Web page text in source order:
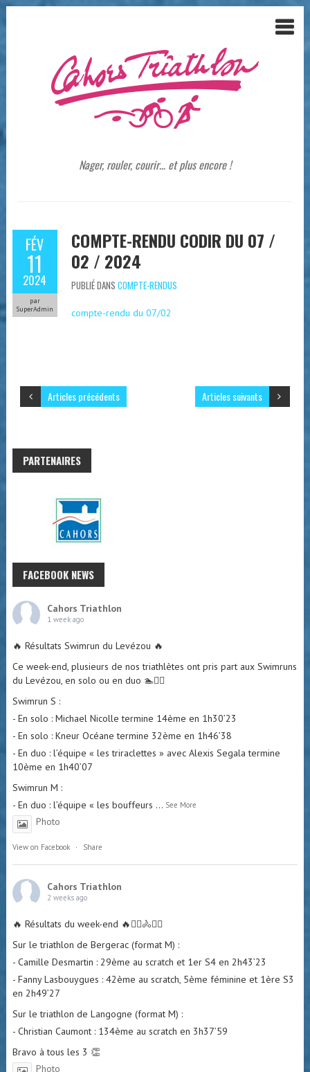
Nager, rouler, courir… et plus encore !
FÉV
11
2024
par
SuperAdmin
COMPTE-RENDU CODIR DU 07 /
02 / 2024
PUBLIÉ DANS COMPTE-RENDUS
compte-rendu du 07/02
Articles suivants
Articles précédents
PARTENAIRES
FACEBOOK NEWS
Cahors Triathlon
1 week ago
🔥 Résultats Swimrun du Levézou 🔥
Ce week-end, plusieurs de nos triathlètes ont pris part aux Swimruns
du Levézou, en solo ou en duo 🏊🏃‍♂️
Swimrun S :
- En solo : Michael Nicolle termine 14ème en 1h30’23
- En solo : Kneur Océane termine 32ème en 1h46’38
- En duo : l’équipe « les triraclettes » avec Alexis Segala termine
10ème en 1h40’07
Swimrun M :
- En duo : l’équipe « les bouffeurs ... See More
Photo
View on Facebook · Share
Cahors Triathlon
2 weeks ago
🔥 Résultats du week-end 🔥🏊‍♀️🚴🏃‍♂️
Sur le triathlon de Bergerac (format M) :
- Camille Desmartin : 29ème au scratch et 1er S4 en 2h43’23
- Fanny Lasbouygues : 42ème au scratch, 5ème féminine et 1ère S3
en 2h49’27
Sur le triathlon de Langogne (format M) :
- Christian Caumont : 134ème au scratch en 3h37’59
Bravo à tous les 3 👏
Photo